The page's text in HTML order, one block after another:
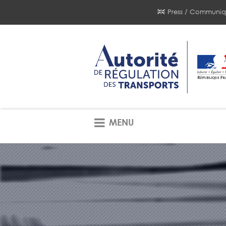
Press /
MENU